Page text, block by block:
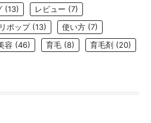
(13) レビュー (7)
ポップ(13) 使い方 (7)
容 (46) 育毛 (8) 育毛剤 (20)